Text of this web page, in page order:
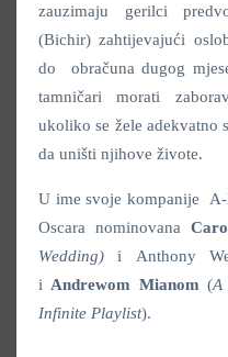
zauzimaju gerilci
(Bichir) zahtijevajući
do obračuna dugog
tamničari morati
ukoliko se žele adekvatno
da uništi njihove živote.
U ime svoje kompanije
Oscara nominovana
Wedding) i Anthony
i Andrewom Mianom (A
Infinite Playlist).